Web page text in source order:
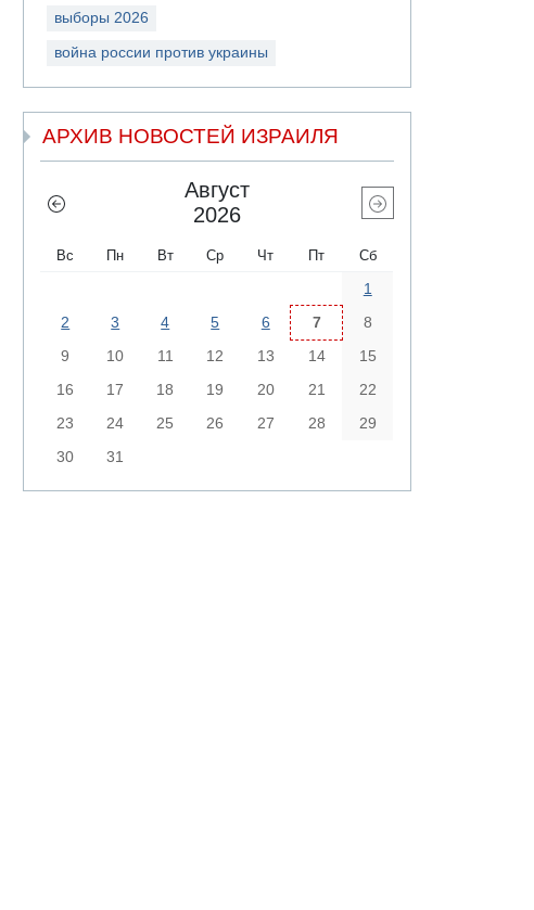
выборы 2026
война россии против украины
АРХИВ НОВОСТЕЙ ИЗРАИЛЯ
Август
2026
Вс Пн Вт Ср Чт Пт Сб
1
2
3 4 5 6 7
8
9
10 11 12 13 14
15
16
17 18 19 20 21
22
23
24 25 26 27 28
29
30
31